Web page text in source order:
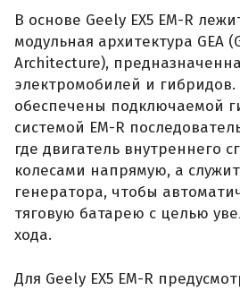
В основе Geely EX5 EM-R
модульная архитектура GEA
Architecture),
электромобилей и
обеспечены подключаемой
системой EM-R
где двигатель внутреннего
колесами напрямую, а
генератора, чтобы
тяговую батарею с целью
хода.
Для Geely EX5 EM-R